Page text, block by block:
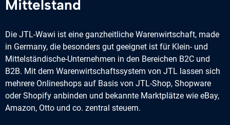
Mittelstand
Die JTL-Wawi ist eine ganzheitliche Warenwirtschaft, made
in Germany, die besonders gut geeignet ist für Klein- und
Mittelständische-Unternehmen in den Bereichen B2C und
B2B. Mit dem Warenwirtschaftssystem von JTL lassen sich
mehrere Onlineshops auf Basis von JTL-Shop, Shopware
oder Shopify anbinden und bekannte Marktplätze wie eBay,
Amazon, Otto und co. zentral steuern.